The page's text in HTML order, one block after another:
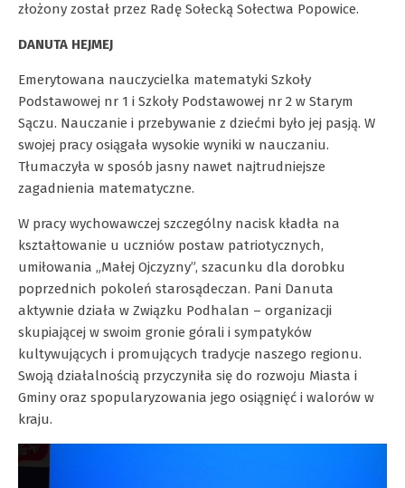
złożony został przez Radę Sołecką Sołectwa Popowice.
DANUTA HEJMEJ
Emerytowana nauczycielka matematyki Szkoły
Podstawowej nr 1 i Szkoły Podstawowej nr 2 w Starym
Sączu. Nauczanie i przebywanie z dziećmi było jej pasją. W
swojej pracy osiągała wysokie wyniki w nauczaniu.
Tłumaczyła w sposób jasny nawet najtrudniejsze
zagadnienia matematyczne.
W pracy wychowawczej szczególny nacisk kładła na
kształtowanie u uczniów postaw patriotycznych,
umiłowania „Małej Ojczyzny”, szacunku dla dorobku
poprzednich pokoleń starosądeczan. Pani Danuta
aktywnie działa w Związku Podhalan – organizacji
skupiającej w swoim gronie górali i sympatyków
kultywujących i promujących tradycje naszego regionu.
Swoją działalnością przyczyniła się do rozwoju Miasta i
Gminy oraz spopularyzowania jego osiągnięć i walorów w
kraju.